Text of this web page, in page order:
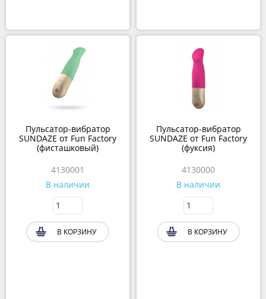
Пульсатор-вибратор
SUNDAZE от Fun Factory
(фисташковый)
4130001
В наличии
В КОРЗИНУ
Пульсатор-вибратор
SUNDAZE от Fun Factory
(фуксия)
4130000
В наличии
В КОРЗИНУ